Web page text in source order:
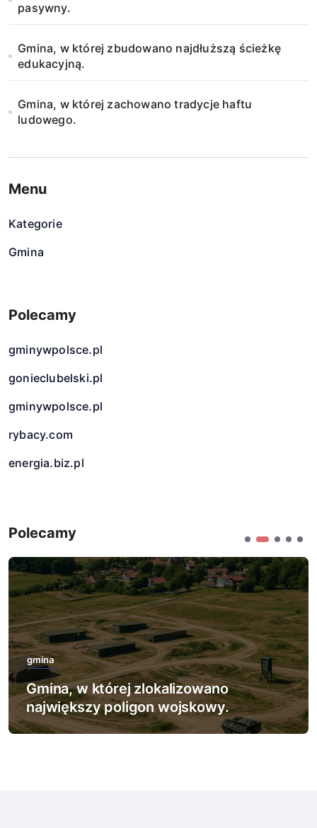
pasywny.
Gmina, w której zbudowano najdłuższą ścieżkę
edukacyjną.
Gmina, w której zachowano tradycje haftu
ludowego.
Menu
Kategorie
Gmina
Polecamy
gminywpolsce.pl
gonieclubelski.pl
gminywpolsce.pl
rybacy.com
energia.biz.pl
Polecamy
gmina
Gmina, w której zlokalizowano
największy poligon wojskowy.